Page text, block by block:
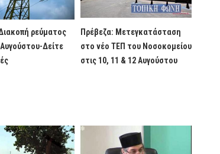
ρεύματος
Αυγούστου-Δείτε
Πρέβεζα: Μετεγκατάσταση
στο νέο ΤΕΠ του Νοσοκομείου
στις 10, 11 & 12 Αυγούστου